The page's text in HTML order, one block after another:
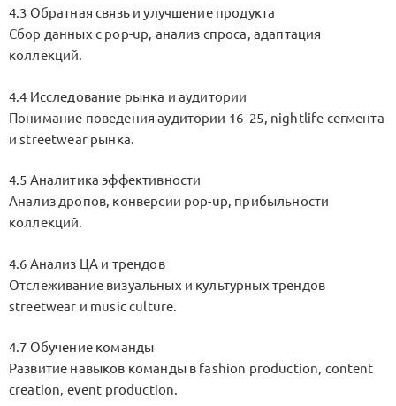
4.3 Обратная связь и улучшение продукта
Сбор данных с pop-up, анализ спроса, адаптация
коллекций.
4.4 Исследование рынка и аудитории
Понимание поведения аудитории 16–25, nightlife сегмента
и streetwear рынка.
4.5 Аналитика эффективности
Анализ дропов, конверсии pop-up, прибыльности
коллекций.
4.6 Анализ ЦА и трендов
Отслеживание визуальных и культурных трендов
streetwear и music culture.
4.7 Обучение команды
Развитие навыков команды в fashion production, content
creation, event production.